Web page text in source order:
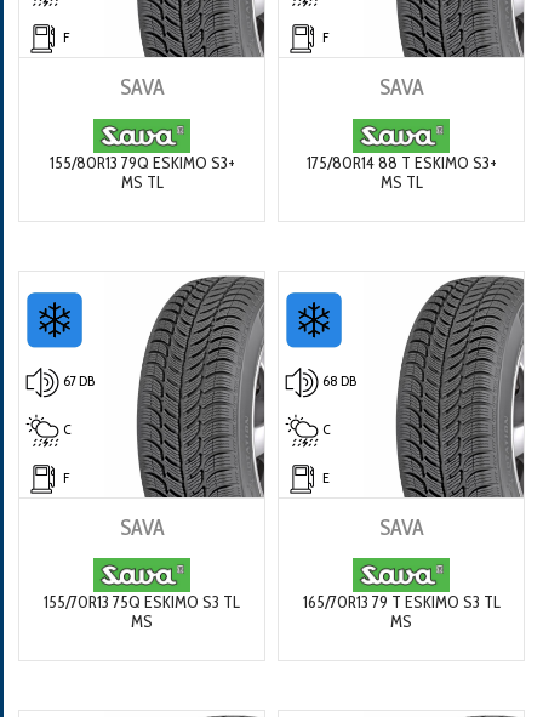
F
SAVA
155/80R13 79Q ESKIMO S3+
MS TL
F
SAVA
175/80R14 88 T ESKIMO S3+
MS TL
67 DB
C
F
SAVA
155/70R13 75Q ESKIMO S3 TL
MS
68 DB
C
E
SAVA
165/70R13 79 T ESKIMO S3 TL
MS